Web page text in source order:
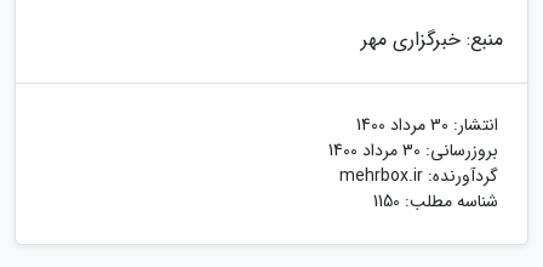
منبع: خبرگزاری مهر
انتشار: 30 مرداد 1400
بروزرسانی: 30 مرداد 1400
گردآورنده: mehrbox.ir
شناسه مطلب: 1150